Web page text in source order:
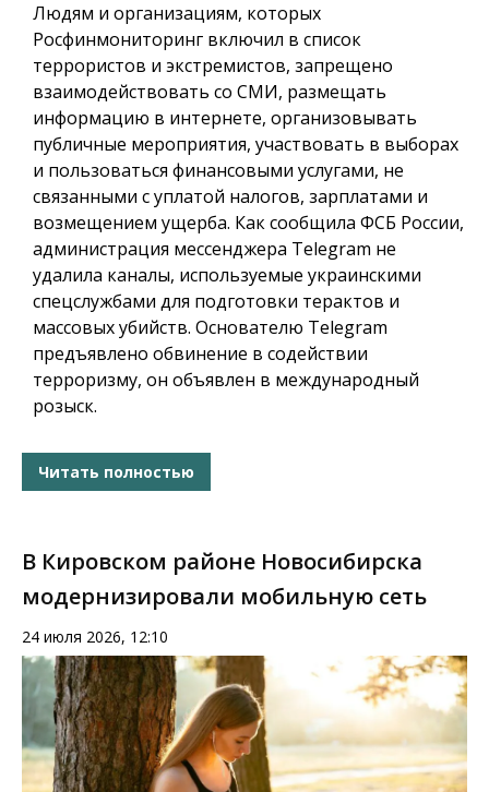
Людям и организациям, которых
Росфинмониторинг включил в список
террористов и экстремистов, запрещено
взаимодействовать со СМИ, размещать
информацию в интернете, организовывать
публичные мероприятия, участвовать в выборах
и пользоваться финансовыми услугами, не
связанными с уплатой налогов, зарплатами и
возмещением ущерба. Как сообщила ФСБ России,
администрация мессенджера Telegram не
удалила каналы, используемые украинскими
спецслужбами для подготовки терактов и
массовых убийств. Основателю Telegram
предъявлено обвинение в содействии
терроризму, он объявлен в международный
розыск.
Читать полностью
В Кировском районе Новосибирска
модернизировали мобильную сеть
24 июля 2026, 12:10